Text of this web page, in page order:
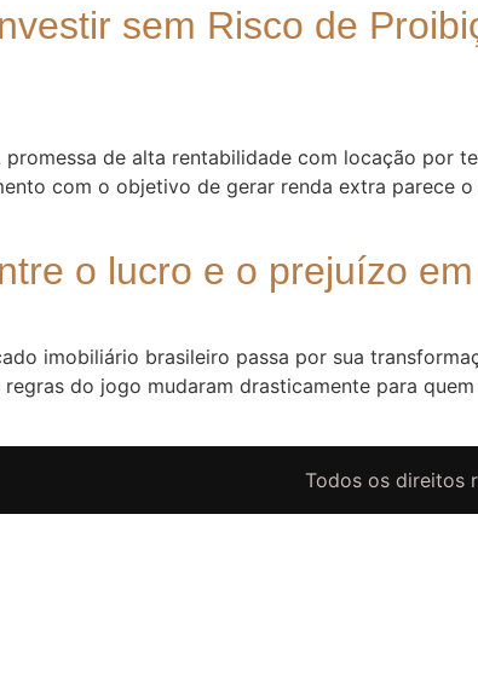
sem Risco de
de alta rentabilidade com locação por
com o objetivo de gerar renda extra parece
o lucro e o prejuízo
imobiliário brasileiro passa por sua
do jogo mudaram drasticamente para
Todos os direitos